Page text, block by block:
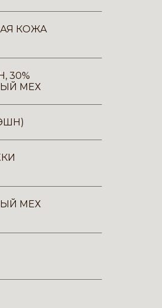
КОЖА
30%
МЕХ
МЕХ